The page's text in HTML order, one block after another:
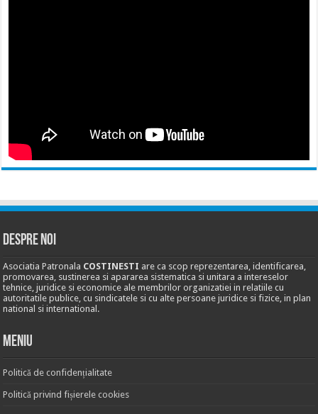
DESPRE NOI
Asociatia Patronala COSTINESTI are ca scop reprezentarea, identificarea,
promovarea, sustinerea si apararea sistematica si unitara a intereselor
tehnice, juridice si economice ale membrilor organizatiei in relatiile cu
autoritatile publice, cu sindicatele si cu alte persoane juridice si fizice, in plan
national si international.
MENIU
Politică de confidențialitate
Politică privind fișierele cookies